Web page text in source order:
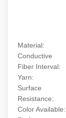
Material:
Conductive
Fiber Interval:
Yarn:
Surface
Resistance:
Color Available: